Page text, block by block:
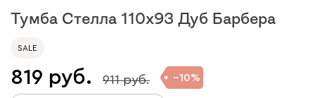
Тумба Стелла 110x93 Дуб Барбера
SALE
819 911 10